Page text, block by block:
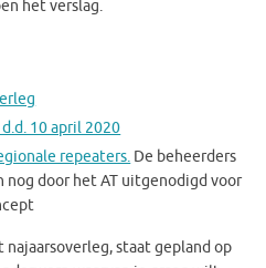
het verslag.
10 april 2020
repeaters. De beheerders
nog door het AT uitgenodigd voor
staat gepland op